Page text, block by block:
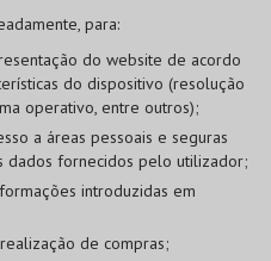
para:
do website de acordo
do dispositivo (resolução
operativo, entre outros);
a áreas pessoais e seguras
dados fornecidos pelo utilizador;
introduzidas em
de compras;